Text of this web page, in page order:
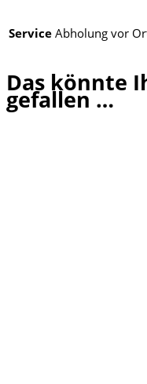
Service Abholung vor
Das könnte
gefallen …